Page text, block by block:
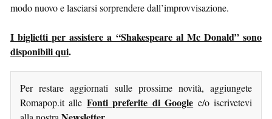
modo nuovo e lasciarsi sorprendere dall’improvvisazione.
I biglietti per assistere a “Shakespeare al Mc Donald” sono
disponibili qui.
Per restare aggiornati sulle prossime novità, aggiungete
Romapop.it alle Fonti preferite di Google e/o iscrivetevi